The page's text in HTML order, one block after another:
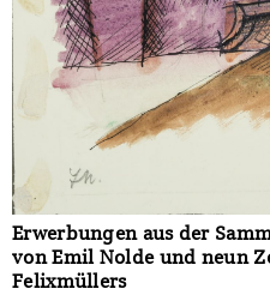
Erwerbungen aus der
von Emil Nolde und neun
Felixmüllers